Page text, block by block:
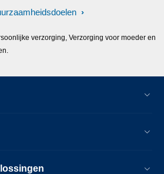
verzorging, Verzorging voor moeder en